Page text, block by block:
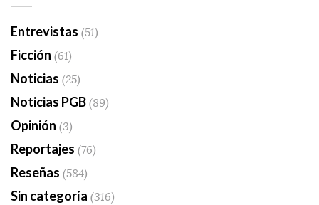
Entrevistas (51)
Ficción (61)
Noticias (25)
Noticias PGB(89)
Opinión (3)
Reportajes (76)
Reseñas (584)
Sin categoría (316)